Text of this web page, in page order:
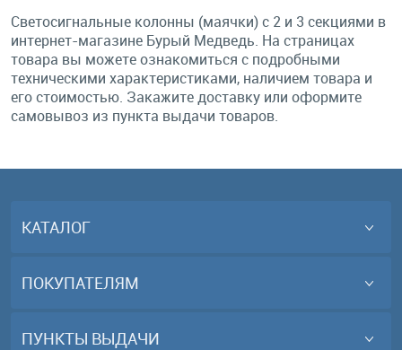
Светосигнальные колонны (маячки) с 2 и 3 секциями в
интернет-магазине Бурый Медведь. На страницах
товара вы можете ознакомиться с подробными
техническими характеристиками, наличием товара и
его стоимостью. Закажите доставку или оформите
самовывоз из пункта выдачи товаров.
КАТАЛОГ
ПОКУПАТЕЛЯМ
ПУНКТЫ ВЫДАЧИ